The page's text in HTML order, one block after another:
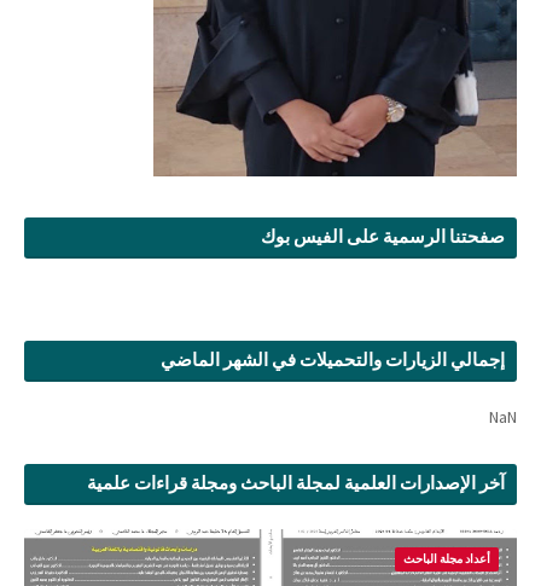
صفحتنا الرسمية على الفيس بوك
إجمالي الزيارات والتحميلات في الشهر الماضي
NaN
آخر الإصدارات العلمية لمجلة الباحث ومجلة قراءات علمية
أعداد مجلة الباحث